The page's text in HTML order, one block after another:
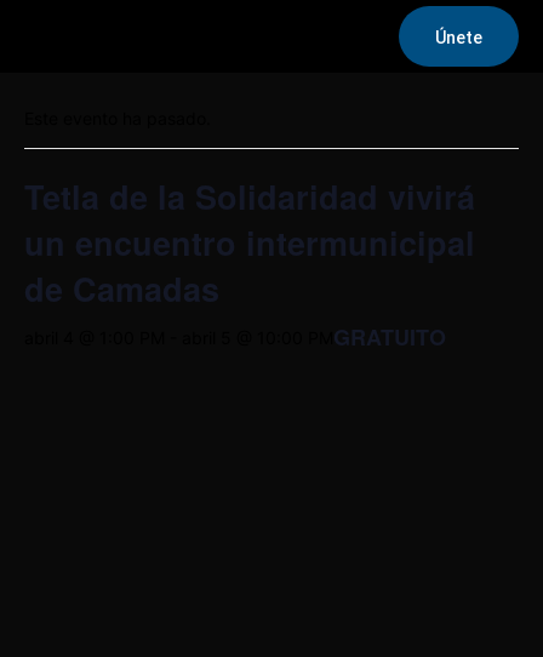
Únete
Tetla de la Solidaridad vivirá
un encuentro intermunicipal
de Camadas
GRATUITO